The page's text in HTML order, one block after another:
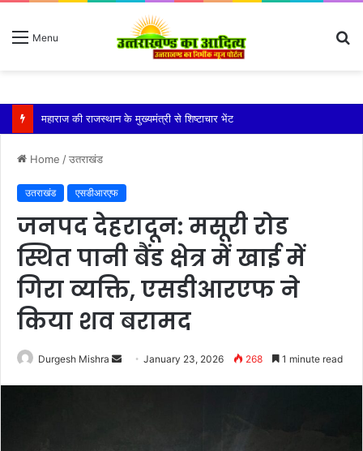
Menu
Home /उतराखंड
उतराखंड एसडीआरएफ
जनपद देहरादून: मसूरी रोड
स्थित पानी बैंड क्षेत्र में खाई में
गिरा व्यक्ति, एसडीआरएफ ने
किया शव बरामद
Durgesh Mishra
Send January 23, 2026 268 1 minute read